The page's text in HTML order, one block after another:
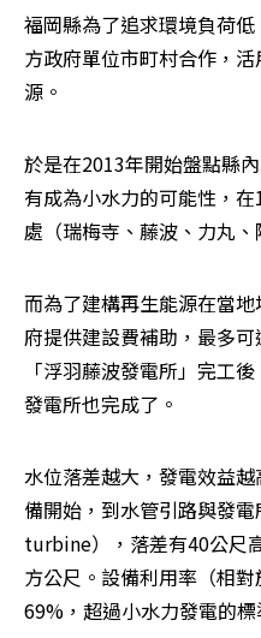
福岡縣為了追求環境負荷
方政府單位市町村合作，
源。
於是在2013年開始盤點縣
有成為小水力的可能性，
處（瑞梅寺、藤波、力丸
而為了建構再生能源在當
府提供建設費補助，最多
「浮羽藤波發電所」完工
發電所也完成了。
水位落差越大，發電效益
備開始，到水管引路與發電
turbine），落差有40公尺
方公尺。設備利用率（相
69%，超過小水力發電的標